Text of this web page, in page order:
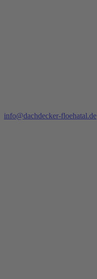
info@dachdecker-floehatal.de